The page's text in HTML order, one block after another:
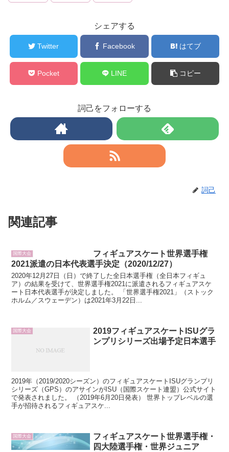
シェアする
Twitter Facebook はてブ
Pocket LINE コピー
詞己をフォローする
詞己
関連記事
国際大会
フィギュアスケート世界選手権
2021派遣の日本代表選手決定（2020/12/27）
2020年12月27日（日）で終了した全日本選手権（全日本フィギュ
ア）の結果を受けて、世界選手権2021に派遣されるフィギュアスケ
ート日本代表選手が決定しました。 「世界選手権2021」（ストック
ホルム／スウェーデン）は2021年3月22日...
国際大会
2019フィギュアスケートISUグラ
ンプリシリーズ出場予定日本選手
2019年（2019/2020シーズン）のフィギュアスケートISUグランプリ
シリーズ（GPS）のアサインがISU（国際スケート連盟）公式サイト
で発表されました。 （2019年6月20日発表） 世界トップレベルの選
手が招待されるフィギュアスケ...
国際大会
フィギュアスケート世界選手権・
四大陸選手権・世界ジュニア